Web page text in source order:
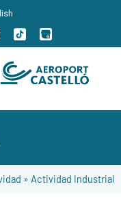
» Actividad Industrial